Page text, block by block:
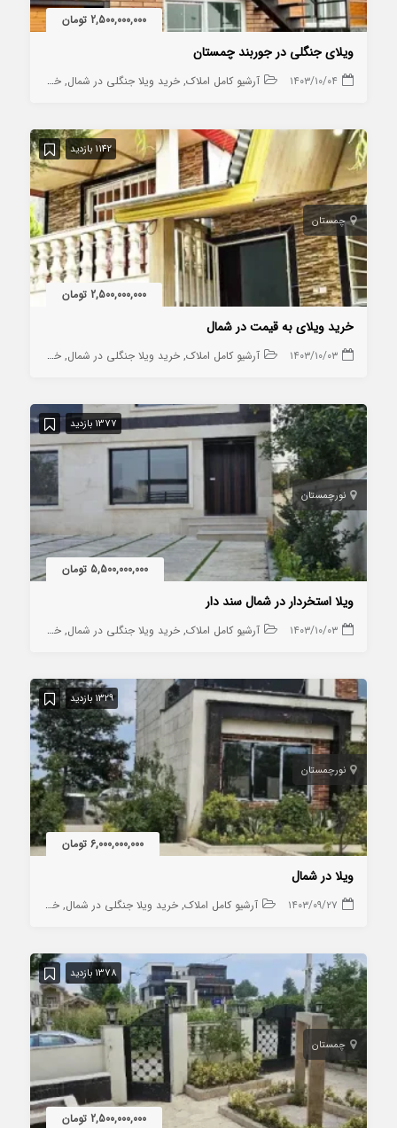
2,500,000,000 تومان
ویلای جنگلی در جوربند چمستان
۱۴۰۳/۱۰/۰۴ آرشیو کامل املاک خرید ویلا جنگلی در شمال خرید ویلا در چمستان
1142 بازدید
چمستان
2,500,000,000 تومان
خرید ویلای به قیمت در شمال
۱۴۰۳/۱۰/۰۳ آرشیو کامل املاک خرید ویلا جنگلی در شمال خرید ویلا روستایی در شمال
1377 بازدید
نورچمستان
5,500,000,000 تومان
ویلا استخردار در شمال سند دار
۱۴۰۳/۱۰/۰۳ آرشیو کامل املاک خرید ویلا جنگلی در شمال خرید ویلا در چمستان
1329 بازدید
نورچمستان
6,000,000,000 تومان
ویلا در شمال
۱۴۰۳/۰۹/۲۷ آرشیو کامل املاک خرید ویلا جنگلی در شمال خرید ویلا روستایی در شمال
1378 بازدید
چمستان
2,500,000,000 تومان